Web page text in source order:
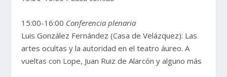
15:00-16:00 Conferencia plenaria
Luis González Fernández (Casa de Velázquez): Las
artes ocultas y la autoridad en el teatro áureo. A
vueltas con Lope, Juan Ruiz de Alarcón y alguno más